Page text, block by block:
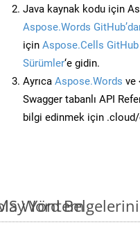
Java kaynak kodu için
Aspose.Words
için Aspose.Cells GitHub
Sürümler‘e gidin.
Ayrıca Aspose.Words ve
Swagger tabanlı API
bilgi edinmek için
Yöntem
Word